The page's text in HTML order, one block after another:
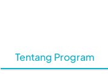
Tentang Program